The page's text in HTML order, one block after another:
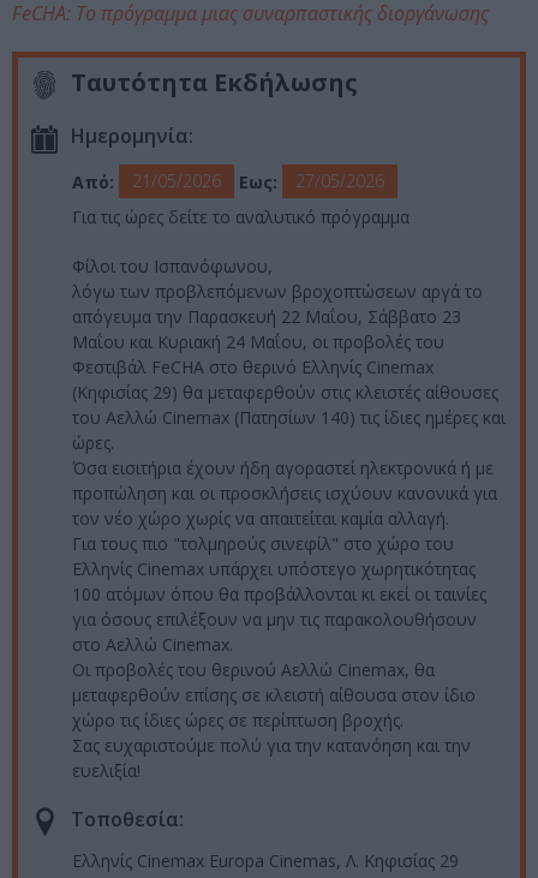
FeCHA: Το πρόγραμμα μιας συναρπαστικής διοργάνωσης
Ταυτότητα Εκδήλωσης
Ημερομηνία:
Από: 21/05/2026 Εως:
27/05/2026
Για τις ώρες δείτε το αναλυτικό πρόγραμμα
Φίλοι του Ισπανόφωνου,
λόγω των προβλεπόμενων βροχοπτώσεων αργά το
απόγευμα την Παρασκευή 22 Μαΐου, Σάββατο 23
Μαΐου και Κυριακή 24 Μαΐου, οι προβολές του
Φεστιβάλ FeCHA στο θερινό Ελληνίς Cinemax
(Κηφισίας 29) θα μεταφερθούν στις κλειστές αίθουσες
του Αελλώ Cinemax (Πατησίων 140) τις ίδιες ημέρες και
ώρες.
Όσα εισιτήρια έχουν ήδη αγοραστεί ηλεκτρονικά ή με
προπώληση και οι προσκλήσεις ισχύουν κανονικά για
τον νέο χώρο χωρίς να απαιτείται καμία αλλαγή.
Για τους πιο "τολμηρούς σινεφίλ" στο χώρο του
Ελληνίς Cinemax υπάρχει υπόστεγο χωρητικότητας
100 ατόμων όπου θα προβάλλονται κι εκεί οι ταινίες
για όσους επιλέξουν να μην τις παρακολουθήσουν
στο Αελλώ Cinemax.
Οι προβολές του θερινού Αελλώ Cinemax, θα
μεταφερθούν επίσης σε κλειστή αίθουσα στον ίδιο
χώρο τις ίδιες ώρες σε περίπτωση βροχής.
Σας ευχαριστούμε πολύ για την κατανόηση και την
ευελιξία!
Τοποθεσία:
Ελληνίς Cinemax Europa Cinemas, Λ. Κηφισίας 29